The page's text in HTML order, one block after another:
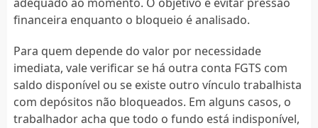
financeira enquanto o bloqueio é analisado.
Para quem depende do valor por necessidade
imediata, vale verificar se há outra conta FGTS com
saldo disponível ou se existe outro vínculo trabalhista
com depósitos não bloqueados. Em alguns casos, o
trabalhador acha que todo o fundo está indisponível,